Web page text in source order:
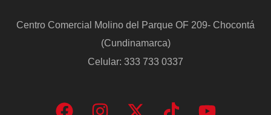
Centro Comercial Molino del Parque OF 209- Chocontá
(Cundinamarca)
Celular: 333 733 0337